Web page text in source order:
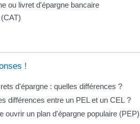
ou livret d'épargne bancaire
!
d'épargne : quelles différences ?
différences entre un PEL et un CEL ?
ouvrir un plan d'épargne populaire